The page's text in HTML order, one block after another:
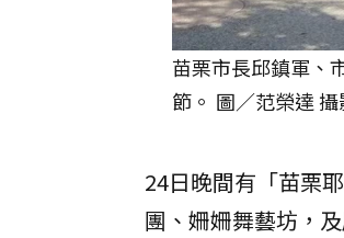
苗栗市長邱鎮軍、
節。 圖／范榮達 攝
24日晚間有「苗栗
團、姍姍舞藝坊，